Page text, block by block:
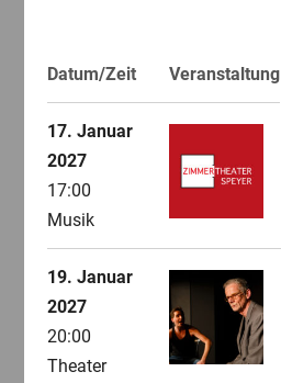
Datum/Zeit Veranstaltung
17. Januar
2027
17:00
Musik
19. Januar
2027
20:00
Theater